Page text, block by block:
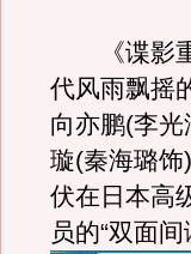
《谍影重
代风雨飘摇
向亦鹏(李光
璇(秦海璐
伏在日本高
员的“双面